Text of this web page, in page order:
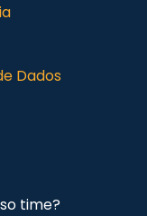
Dados
time?